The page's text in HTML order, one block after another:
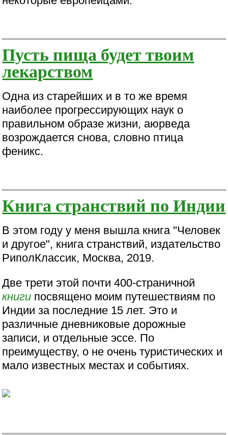
Пусть пища будет твоим
лекарством
Одна из старейших и в то же время
наиболее прогрессирующих наук о
правильном образе жизни, аюрведа
возрождается снова, словно птица
феникс.
Книга странствий по Индии
В этом году у меня вышла книга "Человек
и другое", книга странствий, издательство
РиполКлассик, Москва, 2019.
Две трети этой почти 400-страничной
книги посвящено моим путешествиям по
Индии за последние 15 лет. Это и
различные дневниковые дорожные
записи, и отдельные эссе. По
преимуществу, о не очень туристических и
мало известных местах и событиях.